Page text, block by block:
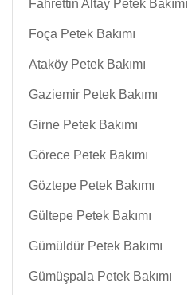
Fahrettin Altay Petek Bakımı
Foça Petek Bakımı
Ataköy Petek Bakımı
Gaziemir Petek Bakımı
Girne Petek Bakımı
Görece Petek Bakımı
Göztepe Petek Bakımı
Gültepe Petek Bakımı
Gümüldür Petek Bakımı
Gümüşpala Petek Bakımı